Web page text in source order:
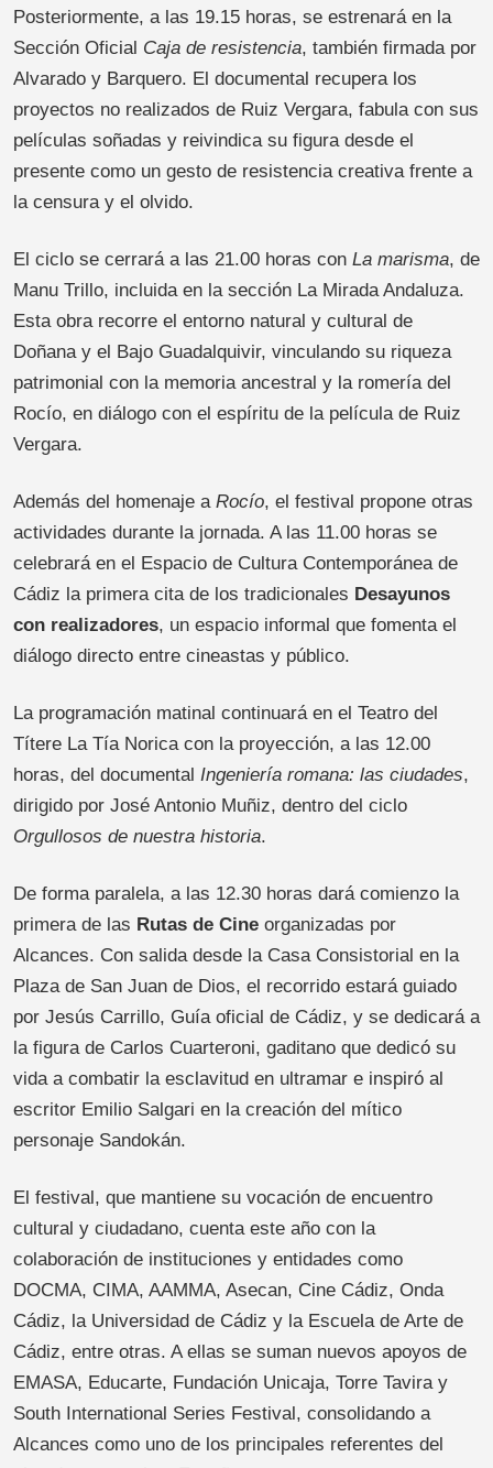
Posteriormente, a las 19.15 horas, se estrenará en la
Sección Oficial Caja de resistencia, también firmada por
Alvarado y Barquero. El documental recupera los
proyectos no realizados de Ruiz Vergara, fabula con sus
películas soñadas y reivindica su figura desde el
presente como un gesto de resistencia creativa frente a
la censura y el olvido.
El ciclo se cerrará a las 21.00 horas con La marisma, de
Manu Trillo, incluida en la sección La Mirada Andaluza.
Esta obra recorre el entorno natural y cultural de
Doñana y el Bajo Guadalquivir, vinculando su riqueza
patrimonial con la memoria ancestral y la romería del
Rocío, en diálogo con el espíritu de la película de Ruiz
Vergara.
Además del homenaje a Rocío, el festival propone otras
actividades durante la jornada. A las 11.00 horas se
celebrará en el Espacio de Cultura Contemporánea de
Cádiz la primera cita de los tradicionales Desayunos
con realizadores, un espacio informal que fomenta el
diálogo directo entre cineastas y público.
La programación matinal continuará en el Teatro del
Títere La Tía Norica con la proyección, a las 12.00
horas, del documental Ingeniería romana: las ciudades,
dirigido por José Antonio Muñiz, dentro del ciclo
Orgullosos de nuestra historia.
De forma paralela, a las 12.30 horas dará comienzo la
primera de las Rutas de Cine organizadas por
Alcances. Con salida desde la Casa Consistorial en la
Plaza de San Juan de Dios, el recorrido estará guiado
por Jesús Carrillo, Guía oficial de Cádiz, y se dedicará a
la figura de Carlos Cuarteroni, gaditano que dedicó su
vida a combatir la esclavitud en ultramar e inspiró al
escritor Emilio Salgari en la creación del mítico
personaje Sandokán.
El festival, que mantiene su vocación de encuentro
cultural y ciudadano, cuenta este año con la
colaboración de instituciones y entidades como
DOCMA, CIMA, AAMMA, Asecan, Cine Cádiz, Onda
Cádiz, la Universidad de Cádiz y la Escuela de Arte de
Cádiz, entre otras. A ellas se suman nuevos apoyos de
EMASA, Educarte, Fundación Unicaja, Torre Tavira y
South International Series Festival, consolidando a
Alcances como uno de los principales referentes del